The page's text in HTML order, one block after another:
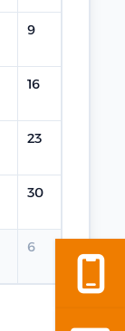
9
16
23
30
6